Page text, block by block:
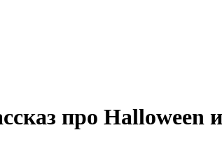
про Halloween